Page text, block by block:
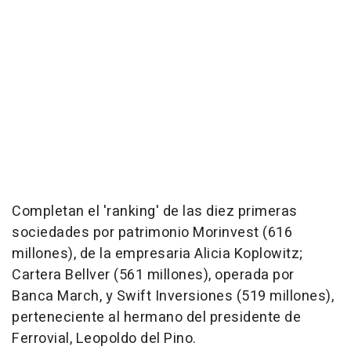
Completan el 'ranking' de las diez primeras
sociedades por patrimonio Morinvest (616
millones), de la empresaria Alicia Koplowitz;
Cartera Bellver (561 millones), operada por
Banca March, y Swift Inversiones (519 millones),
perteneciente al hermano del presidente de
Ferrovial, Leopoldo del Pino.